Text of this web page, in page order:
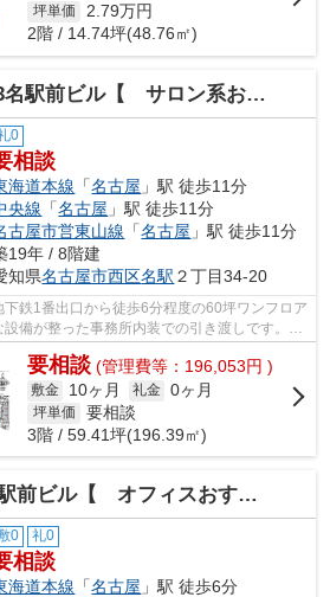
坪単価 2.79万円
2階 / 14.74坪(48.76㎡)
駅前ビル【 サロン系おすすめ 】
0
相談
海道本線 「名古屋 」駅 徒歩11分
央線 「名古屋 」駅 徒歩11分
古屋市営東山線 「名古屋 」駅 徒歩11分
19年 / 8階建
知県名古屋市西区名駅 ２丁目34-20
鉄1番出口から徒歩6分程度の60坪ワンフロア
備が整った事務所内装での引き渡しです。ク
すすめ♪
要相談 (管理費等：196,053円 )
敷金 10ヶ月 礼金 0ヶ月
坪単価
要相談
3階 / 59.41坪(196.39㎡)
ビル【 オフィスおすすめ 】
0 礼0
相談
海道本線 「名古屋 」駅 徒歩6分